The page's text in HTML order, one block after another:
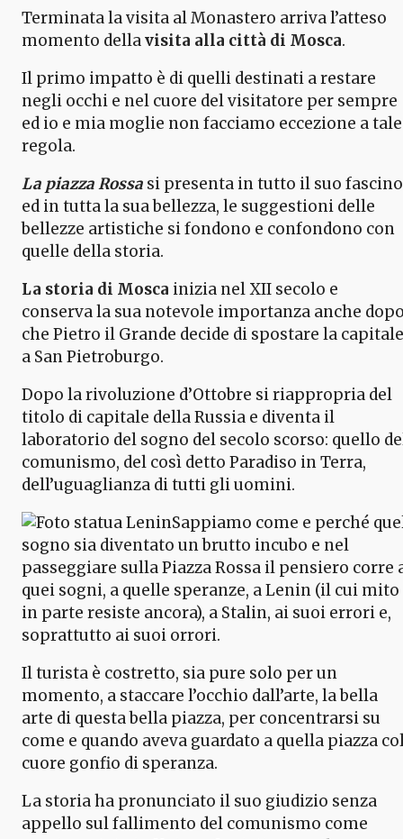
Terminata la visita al Monastero arriva l’atteso
momento dellavisita alla città di Mosca.
Il primo impatto è di quelli destinati a restare
negli occhi e nel cuore del visitatore per sempre
ed io e mia moglie non facciamo eccezione a tale
regola.
La piazza Rossa si presenta in tutto il suo fascino
ed in tutta la sua bellezza, le suggestioni delle
bellezze artistiche si fondono e confondono con
quelle della storia.
La storia di Mosca inizia nel XII secolo e
conserva la sua notevole importanza anche
che Pietro il Grande decide di spostare la capitale
a San Pietroburgo.
Dopo la rivoluzione d’Ottobre si riappropria del
titolo di capitale della Russia e diventa il
laboratorio del sogno del secolo scorso: quello
comunismo, del così detto Paradiso in Terra,
dell’uguaglianza di tutti gli uomini.
Sappiamo come e perché
sogno sia diventato un brutto incubo e nel
passeggiare sulla Piazza Rossa il pensiero corre
quei sogni, a quelle speranze, a Lenin (il cui mito
in parte resiste ancora), a Stalin, ai suoi errori e,
soprattutto ai suoi orrori.
Il turista è costretto, sia pure solo per un
momento, a staccare l’occhio dall’arte, la bella
arte di questa bella piazza, per concentrarsi su
come e quando aveva guardato a quella piazza
cuore gonfio di speranza.
La storia ha pronunciato il suo giudizio senza
appello sul fallimento del comunismo come